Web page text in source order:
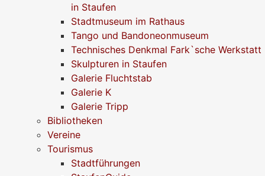
in Staufen
Stadtmuseum im Rathaus
Tango und Bandoneonmuseum
Technisches Denkmal Fark`sche Werkstatt
Skulpturen in Staufen
Galerie Fluchtstab
Galerie K
Galerie Tripp
Bibliotheken
Vereine
Tourismus
Stadtführungen